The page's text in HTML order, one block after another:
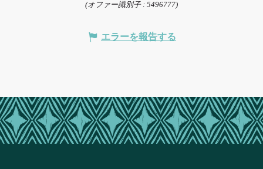
(オファー識別子 : 5496777)
エラーを報告する